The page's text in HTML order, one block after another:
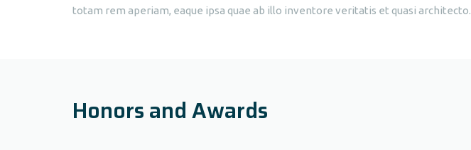
totam rem aperiam, eaque ipsa quae ab illo inventore veritatis et quasi architecto.
Honors and Awards